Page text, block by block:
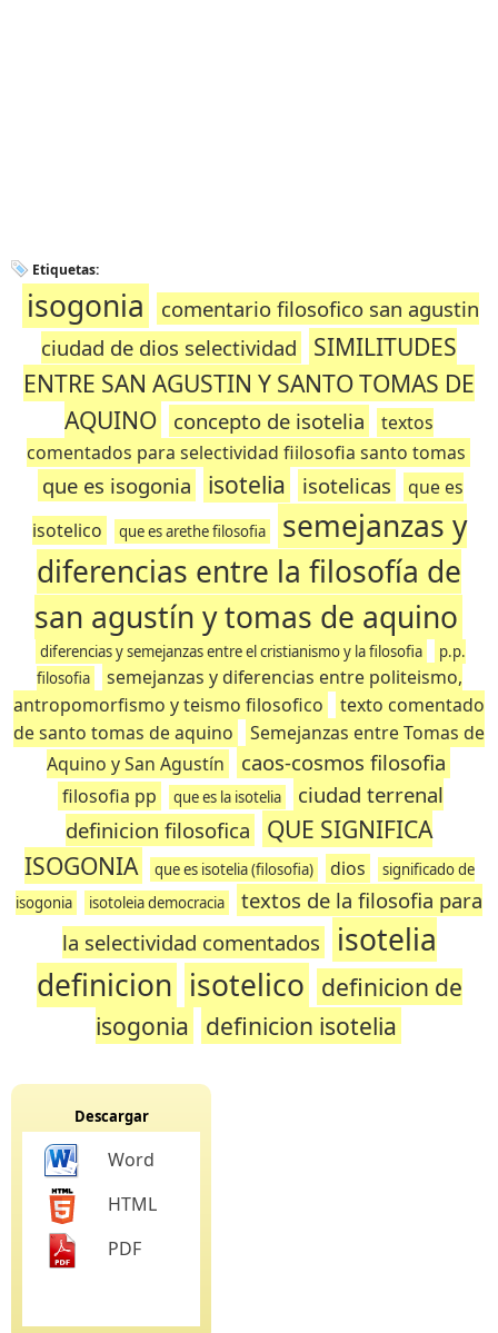
Etiquetas:
isogonia
comentario filosofico san agustin
ciudad de dios selectividad
SIMILITUDES
ENTRE SAN AGUSTIN Y SANTO TOMAS DE
AQUINO
concepto de isotelia
textos
comentados para selectividad fiilosofia santo tomas
que es isogonia isotelia isotelicas
que es
isotelico
que es arethe filosofia
semejanzas y
diferencias entre la filosofía de
san agustín y tomas de aquino
diferencias y semejanzas entre el cristianismo y la filosofia
p.p.
filosofia
semejanzas y diferencias entre politeismo,
antropomorfismo y teismo filosofico
texto comentado
de santo tomas de aquino
Semejanzas entre Tomas de
Aquino y San Agustín
caos-cosmos filosofia
filosofia pp que es la isotelia
ciudad terrenal
definicion filosofica
QUE SIGNIFICA
ISOGONIA
que es isotelia (filosofia) dios
significado de
isogonia
isotoleia democracia
textos de la filosofia para
la selectividad comentados
isotelia
definicion isotelico definicion de
isogonia definicion isotelia
Descargar
Word
HTML
PDF